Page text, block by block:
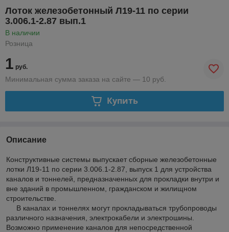
Лоток железобетонный Л19-11 по серии
3.006.1-2.87 вып.1
В наличии
Розница
1 руб.
Минимальная сумма заказа на сайте — 10 руб.
Купить
Описание
Конструктивные системы выпускает сборные железобетонные
лотки Л19-11 по серии 3.006.1-2.87, выпуск 1 для устройства
каналов и тоннелей, предназначенных для прокладки внутри и
вне зданий в промышленном, гражданском и жилищном
строительстве.
В каналах и тоннелях могут прокладываться трубопроводы
различного назначения, электрокабели и электрошины.
Возможно применение каналов для непосредственной